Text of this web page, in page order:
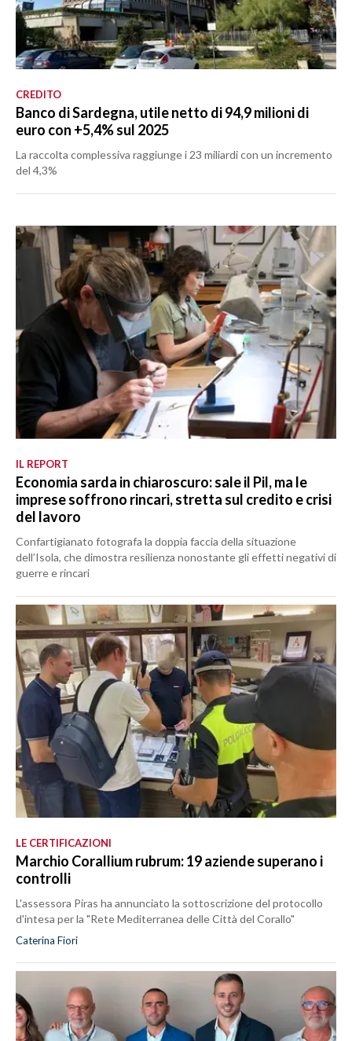
CREDITO
Banco di Sardegna, utile netto di 94,9 milioni di
euro con +5,4% sul 2025
La raccolta complessiva raggiunge i 23 miliardi con un incremento
del 4,3%
IL REPORT
Economia sarda in chiaroscuro: sale il Pil, ma le
imprese soffrono rincari, stretta sul credito e crisi
del lavoro
Confartigianato fotografa la doppia faccia della situazione
dell’Isola, che dimostra resilienza nonostante gli effetti negativi di
guerre e rincari
LE CERTIFICAZIONI
Marchio Corallium rubrum: 19 aziende superano i
controlli
L'assessora Piras ha annunciato la sottoscrizione del protocollo
d'intesa per la "Rete Mediterranea delle Città del Corallo"
Caterina Fiori